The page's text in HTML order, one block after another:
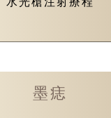
墨痣